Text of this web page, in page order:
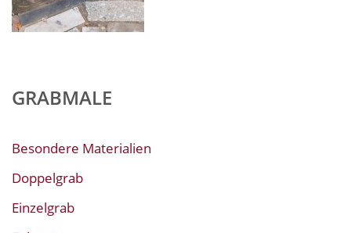
GRABMALE
Besondere Materialien
Doppelgrab
Einzelgrab